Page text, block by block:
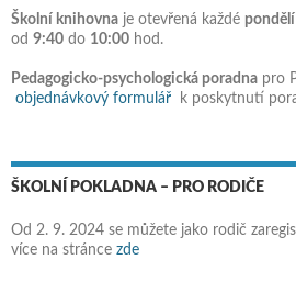
Školní knihovna je otevřená každé pondělí
od 9:40 do 10:00 hod.
Pedagogicko-psychologická poradna pro
objednávkový formulář k poskytnutí
ŠKOLNÍ POKLADNA – PRO RODIČE
Od 2. 9. 2024 se můžete jako rodič
více na stránce zde